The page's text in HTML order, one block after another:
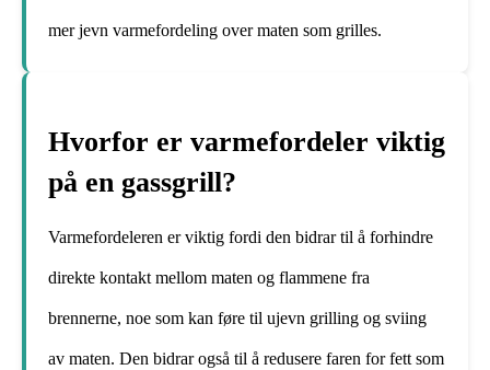
mer jevn varmefordeling over maten som grilles.
Hvorfor er varmefordeler viktig
på en gassgrill?
Varmefordeleren er viktig fordi den bidrar til å forhindre
direkte kontakt mellom maten og flammene fra
brennerne, noe som kan føre til ujevn grilling og sviing
av maten. Den bidrar også til å redusere faren for fett som